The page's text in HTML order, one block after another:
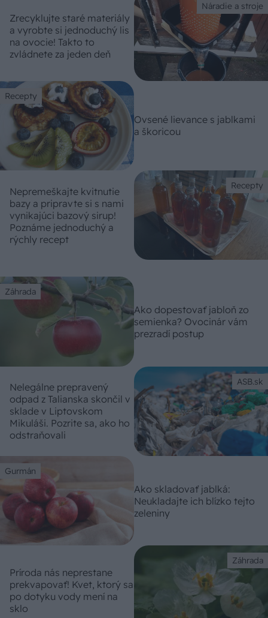
Náradie a stroje
Zrecyklujte staré materiály
a vyrobte si jednoduchý lis
na ovocie! Takto to
zvládnete za jeden deň
Recepty
Ovsené lievance s jablkami
a škoricou
Recepty
Nepremeškajte kvitnutie
bazy a pripravte si s nami
vynikajúci bazový sirup!
Poznáme jednoduchý a
rýchly recept
Záhrada
Ako dopestovať jabloň zo
semienka? Ovocinár vám
prezradí postup
ASB.sk
Nelegálne prepravený
odpad z Talianska skončil v
sklade v Liptovskom
Mikuláši. Pozrite sa, ako ho
odstraňovali
Gurmán
Ako skladovať jablká:
Neukladajte ich blízko tejto
zeleniny
Záhrada
Príroda nás neprestane
prekvapovať! Kvet, ktorý sa
po dotyku vody mení na
sklo